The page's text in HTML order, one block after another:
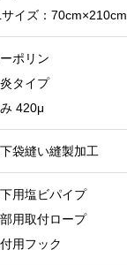
サイズ：70cm×210cm
ポリン
タイプ
420μ
下袋縫い縫製加工
下用塩ビパイプ
部用取付ロープ
用フック